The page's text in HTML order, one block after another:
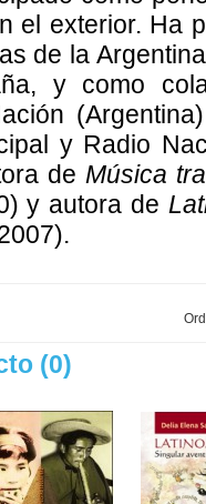
el exterior. Ha
de la
y como
y Radio
de Música
y autora de
(0)